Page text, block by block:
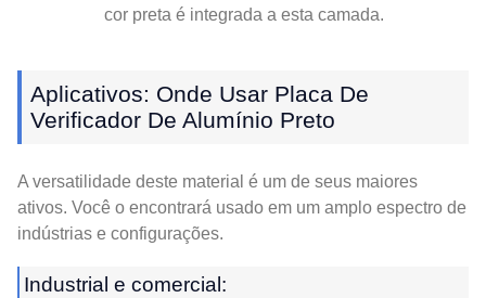
cor preta é integrada a esta camada.
Aplicativos: Onde Usar Placa De
Verificador De Alumínio Preto
A versatilidade deste material é um de seus maiores
ativos. Você o encontrará usado em um amplo espectro de
indústrias e configurações.
Industrial e comercial: